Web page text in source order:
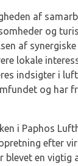
af
og
af
lokale
indsigter i
og har
i Paphos
efter
blevet en vigtig